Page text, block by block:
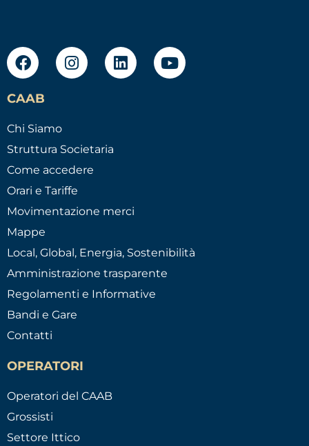
CAAB
Chi Siamo
Struttura Societaria
Come accedere
Orari e Tariffe
Movimentazione merci
Mappe
Local, Global, Energia, Sostenibilità
Amministrazione trasparente
Regolamenti e Informative
Bandi e Gare
Contatti
OPERATORI
Operatori del CAAB
Grossisti
Settore Ittico